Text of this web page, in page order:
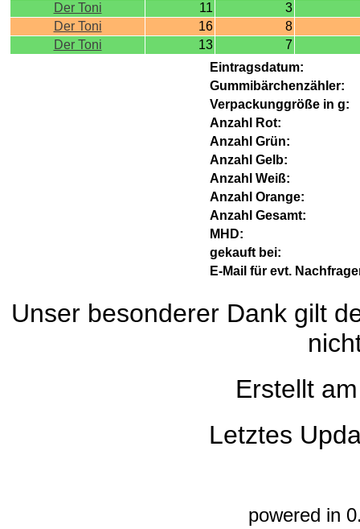
Der Toni
11
3
Der Toni
16
8
Der Toni
13
7
Eintragsdatum:
Gummibärchenzähler:
Verpackunggröße in g:
Anzahl Rot:
Anzahl Grün:
Anzahl Gelb:
Anzahl Weiß:
Anzahl Orange:
Anzahl Gesamt:
MHD:
gekauft bei:
E-Mail für evt.
Unser besonderer Dank gilt
Erstellt
Letztes
powered in